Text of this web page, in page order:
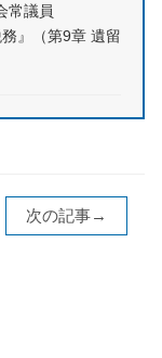
常議員
』（第9章 遺留
次の記事→